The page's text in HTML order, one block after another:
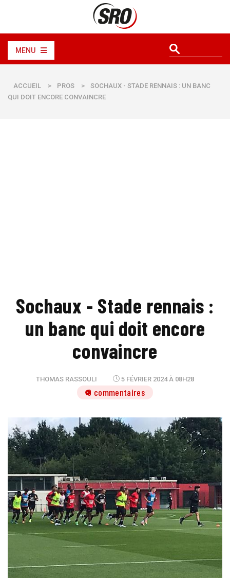
MENU
ACCUEIL > PROS >
SOCHAUX - STADE RENNAIS : UN BANC
QUI DOIT ENCORE CONVAINCRE
Sochaux - Stade rennais :
un banc qui doit encore
convaincre
THOMAS RASSOULI 5 FÉVRIER 2024 À 08H28
9 commentaires